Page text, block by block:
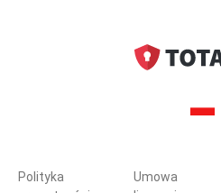
Polityka
Umowa